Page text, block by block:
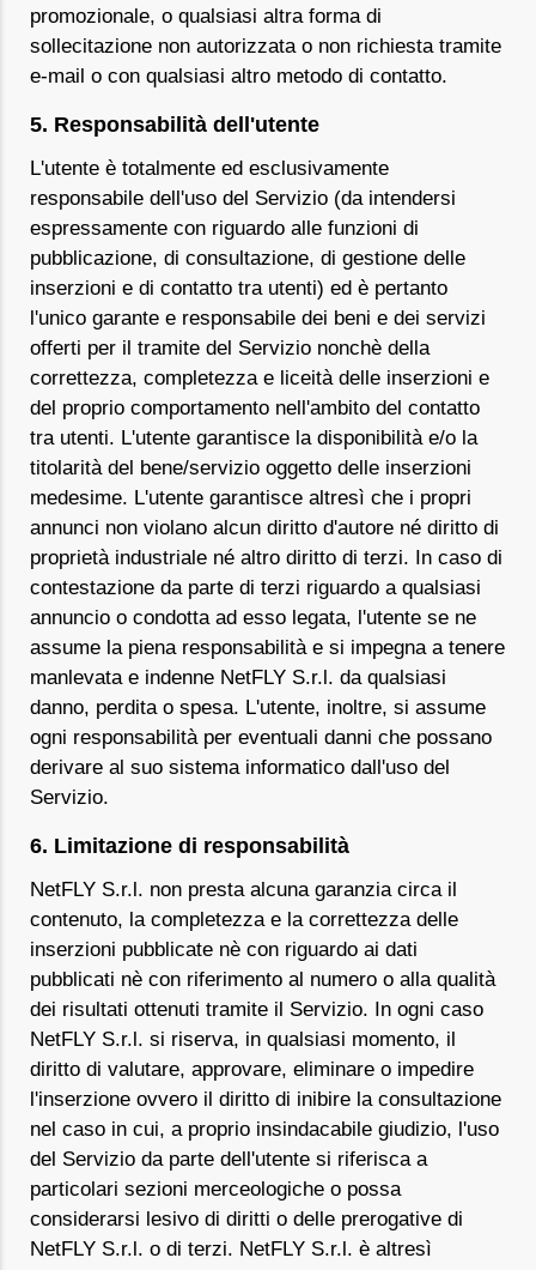
promozionale, o qualsiasi altra forma di
sollecitazione non autorizzata o non richiesta tramite
e-mail o con qualsiasi altro metodo di contatto.
5. Responsabilità dell'utente
L'utente è totalmente ed esclusivamente
responsabile dell'uso del Servizio (da intendersi
espressamente con riguardo alle funzioni di
pubblicazione, di consultazione, di gestione delle
inserzioni e di contatto tra utenti) ed è pertanto
l'unico garante e responsabile dei beni e dei servizi
offerti per il tramite del Servizio nonchè della
correttezza, completezza e liceità delle inserzioni e
del proprio comportamento nell'ambito del contatto
tra utenti. L'utente garantisce la disponibilità e/o la
titolarità del bene/servizio oggetto delle inserzioni
medesime. L'utente garantisce altresì che i propri
annunci non violano alcun diritto d'autore né diritto di
proprietà industriale né altro diritto di terzi. In caso di
contestazione da parte di terzi riguardo a qualsiasi
annuncio o condotta ad esso legata, l'utente se ne
assume la piena responsabilità e si impegna a tenere
manlevata e indenne NetFLY S.r.l. da qualsiasi
danno, perdita o spesa. L'utente, inoltre, si assume
ogni responsabilità per eventuali danni che possano
derivare al suo sistema informatico dall'uso del
Servizio.
6. Limitazione di responsabilità
NetFLY S.r.l. non presta alcuna garanzia circa il
contenuto, la completezza e la correttezza delle
inserzioni pubblicate nè con riguardo ai dati
pubblicati nè con riferimento al numero o alla qualità
dei risultati ottenuti tramite il Servizio. In ogni caso
NetFLY S.r.l. si riserva, in qualsiasi momento, il
diritto di valutare, approvare, eliminare o impedire
l'inserzione ovvero il diritto di inibire la consultazione
nel caso in cui, a proprio insindacabile giudizio, l'uso
del Servizio da parte dell'utente si riferisca a
particolari sezioni merceologiche o possa
considerarsi lesivo di diritti o delle prerogative di
NetFLY S.r.l. o di terzi. NetFLY S.r.l. è altresì